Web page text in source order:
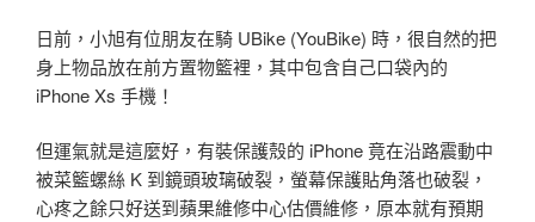
日前，小旭有位朋友在騎 UBike (YouBike) 時，很自然的把
身上物品放在前方置物籃裡，其中包含自己口袋內的
iPhone Xs 手機！
但運氣就是這麼好，有裝保護殼的 iPhone 竟在沿路震動中
被菜籃螺絲 K 到鏡頭玻璃破裂，螢幕保護貼角落也破裂，
心疼之餘只好送到蘋果維修中心估價維修，原本就有預期